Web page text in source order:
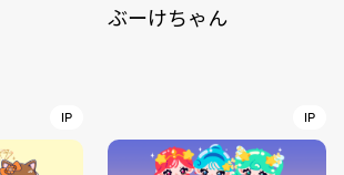
ぶーけちゃん
IP IP